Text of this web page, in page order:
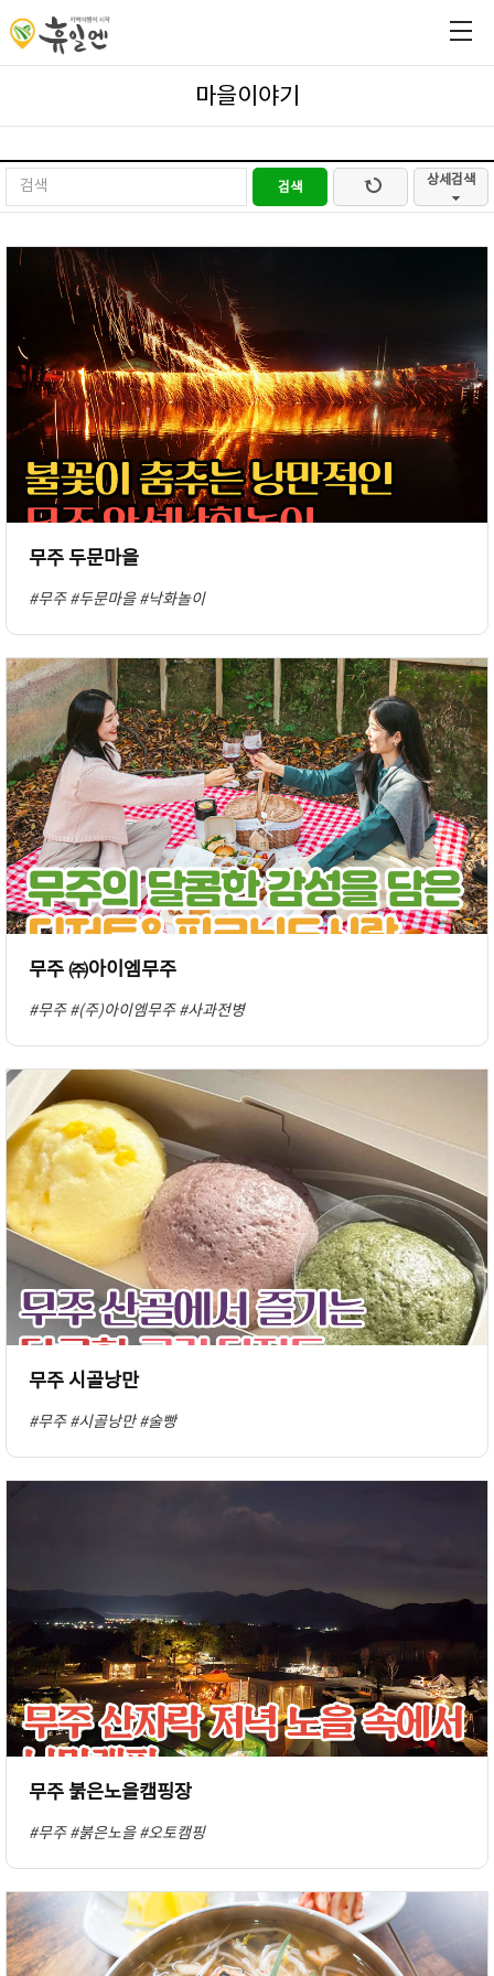
마을이야기
상세검색
무주 두문마을
#무주 #두문마을 #낙화놀이
무주 ㈜아이엠무주
#무주 #(주)아이엠무주 #사과전병
무주 시골낭만
#무주 #시골낭만 #술빵
무주 붉은노을캠핑장
#무주 #붉은노을 #오토캠핑